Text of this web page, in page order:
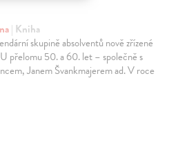
| Kniha
skupině absolventů nově zřízené
přelomu 50. a 60. let – společně s
Janem Švankmajerem ad. V roce